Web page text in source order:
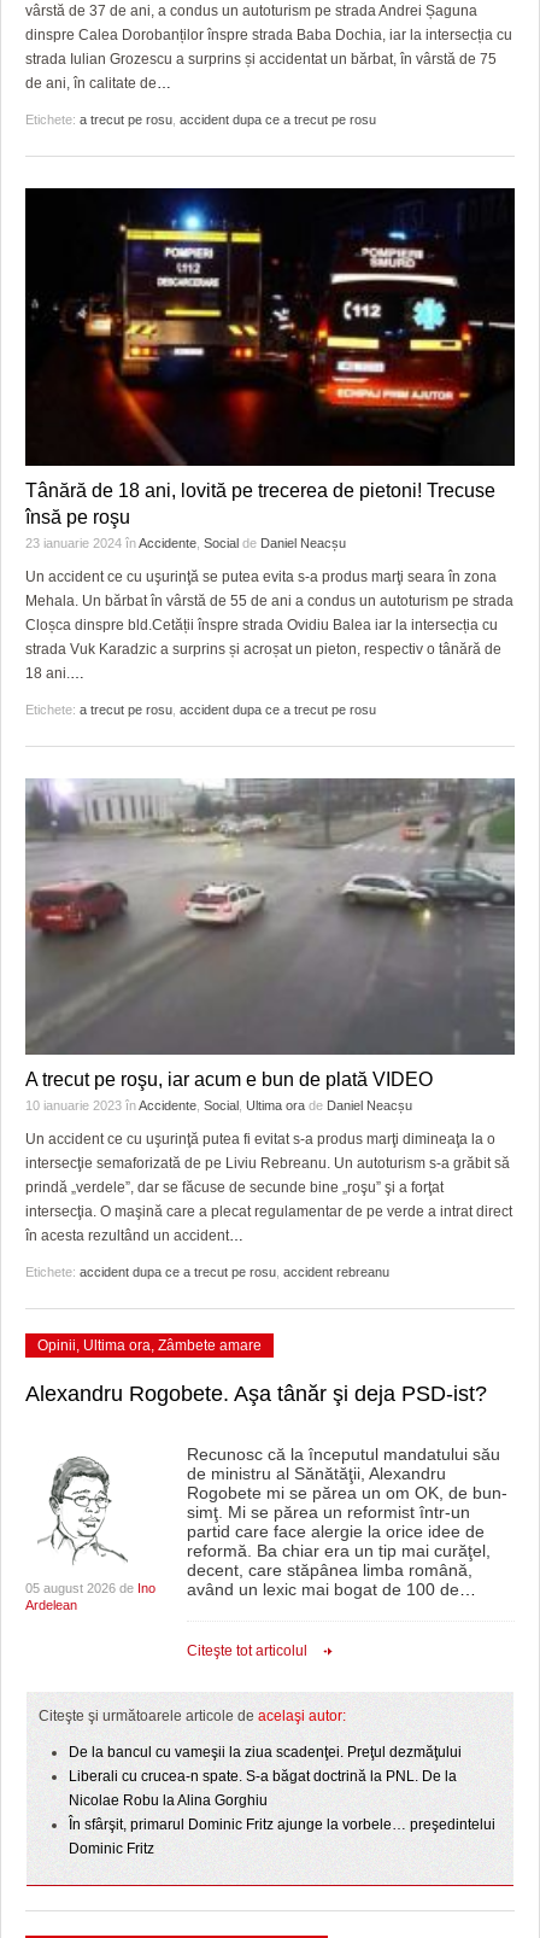
GRĂDINA TAICII DOMNULUI
ZIARISTU’ DE TERASĂ
FINANŢĂRI DE LA A LA Z
CRONICĂ DE FILM
UNDE MERGEM
CLIPURI VIDEO
JOCURI ONLINE
ACCIDENTE
ANUNŢURI
CULTURA
INVATAMANT
JUSTITIE
FILME DOCUMENTARE
CLIPURI VIDEO
JOCURI ONLINE
FARMACII DIN TIMIŞOARA
HARTA TIMIŞOAREI
LICEE, ŞCOLI ŞI GRĂDINIŢE DIN TIMIŞ
PRIMĂRIILE DIN TIMIŞ
SFATURI JURIDICE
vârstă de 37 de ani, a condus un autoturism pe strada Andrei Șaguna
dinspre Calea Dorobanților înspre strada Baba Dochia, iar la intersecția cu
strada Iulian Grozescu a surprins și accidentat un bărbat, în vârstă de 75
de ani, în calitate de…
Etichete: a trecut pe rosu accident dupa ce a trecut pe rosu
Tânără de 18 ani, lovită pe trecerea de pietoni! Trecuse
însă pe roşu
23 ianuarie 2024 înAccidente Social de Daniel Neacșu
Un accident ce cu uşurinţă se putea evita s-a produs marţi seara în zona
Mehala. Un bărbat în vârstă de 55 de ani a condus un autoturism pe strada
Cloșca dinspre bld.Cetății înspre strada Ovidiu Balea iar la intersecția cu
strada Vuk Karadzic a surprins și acroșat un pieton, respectiv o tânără de
18 ani.…
Etichete: a trecut pe rosu accident dupa ce a trecut pe rosu
A trecut pe roşu, iar acum e bun de plată VIDEO
10 ianuarie 2023 înAccidente Social Ultima ora de Daniel Neacșu
Un accident ce cu uşurinţă putea fi evitat s-a produs marţi dimineaţa la o
intersecţie semaforizată de pe Liviu Rebreanu. Un autoturism s-a grăbit să
prindă „verdele”, dar se făcuse de secunde bine „roşu” şi a forţat
intersecţia. O maşină care a plecat regulamentar de pe verde a intrat direct
în acesta rezultând un accident…
Etichete: accident dupa ce a trecut pe rosu accident rebreanu
Opinii, Ultima ora, Zâmbete amare
Alexandru Rogobete. Aşa tânăr şi deja PSD-ist?
05 august 2026 de Ino
Ardelean
Recunosc că la începutul mandatului său
de ministru al Sănătăţii, Alexandru
Rogobete mi se părea un om OK, de bun-
simţ. Mi se părea un reformist într-un
partid care face alergie la orice idee de
reformă. Ba chiar era un tip mai curăţel,
decent, care stăpânea limba română,
având un lexic mai bogat de 100 de…
Citeşte tot articolul
Citeşte şi următoarele articole de acelaşi autor:
De la bancul cu vameşii la ziua scadenţei. Preţul dezmăţului
Liberali cu crucea-n spate. S-a băgat doctrină la PNL. De la
Nicolae Robu la Alina Gorghiu
În sfârşit, primarul Dominic Fritz ajunge la vorbele… preşedintelui
Dominic Fritz